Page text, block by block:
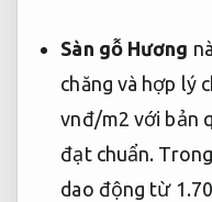
Sàn gỗ Hương
chăng và hợp lý
vnđ/m2 với bản
đạt chuẩn.
dao động từ